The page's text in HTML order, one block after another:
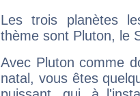
Les trois planètes
thème sont Pluton, le
Avec Pluton comme
natal, vous êtes